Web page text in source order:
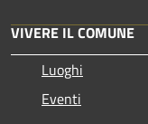
VIVERE IL COMUNE
Luoghi
Eventi